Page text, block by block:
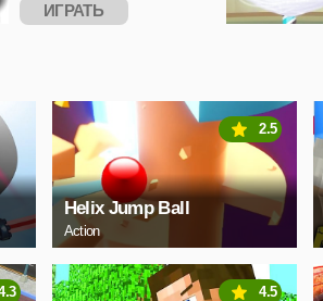
ИГРАТЬ
Helix Jump Ball
Action
2.5
4.5